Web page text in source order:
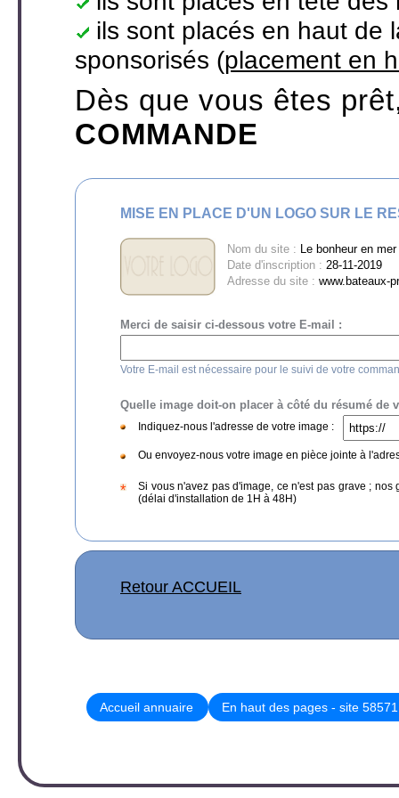
ils sont placés en haut de
sponsorisés (placement en
Dès que vous êtes
COMMANDE
MISE EN PLACE D'UN LOGO SUR LE
Nom du site : Le bonheur en
Date d'inscription : 28-11-2019
Adresse du site : www.bateaux-
Merci de saisir ci-dessous votre E-mail :
Votre E-mail est nécessaire pour le suivi de votre
Quelle image doit-on placer à côté du résumé de
Indiquez-nous l'adresse de votre image :
Ou envoyez-nous votre image en pièce jointe à
Si vous n'avez pas d'image, ce n'est pas grave ;
(délai d'installation de 1H à 48H)
Retour ACCUEIL
Accueil annuaire En haut des pages - site 58571